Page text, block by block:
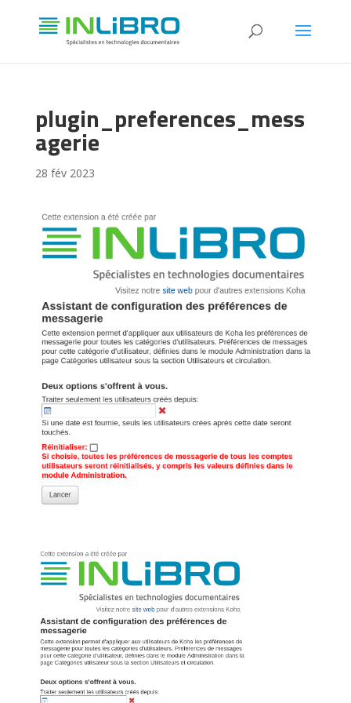
plugin_preferences_mess
agerie
28 fév 2023